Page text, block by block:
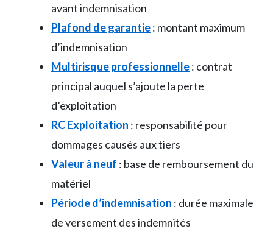
avant indemnisation
Plafond de garantie: montant maximum
d’indemnisation
Multirisque professionnelle: contrat
principal auquel s’ajoute la perte
d’exploitation
RC Exploitation : responsabilité pour
dommages causés aux tiers
Valeur à neuf : base de remboursement du
matériel
Période d’indemnisation : durée maximale
de versement des indemnités